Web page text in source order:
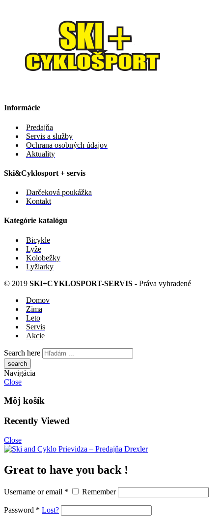
Informácie
Predajňa
Servis a služby
Ochrana osobných údajov
Aktuality
Ski&Cyklosport + servis
Darčeková poukážka
Kontakt
Kategórie katalógu
Bicykle
Lyže
Kolobežky
Lyžiarky
© 2019 SKI+CYKLOSPORT-SERVIS - Práva vyhradené
Domov
Zima
Leto
Servis
Akcie
Search here
Navigácia
Close
Môj košík
Recently Viewed
Close
Great to have you back !
Username or email * Remember
Password * Lost?